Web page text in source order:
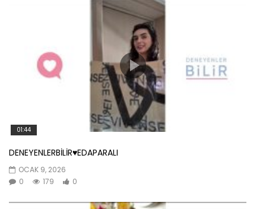
01:44
DENEYENLERBİLİR♥️EDAPARALI
OCAK 9, 2026
0
179 0